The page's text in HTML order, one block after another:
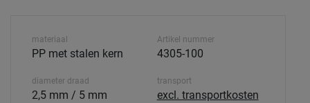
materiaal
PP met stalen kern
diameter draad
2,5 mm / 5 mm
Artikel nummer
4305-100
transport
excl. transportkosten